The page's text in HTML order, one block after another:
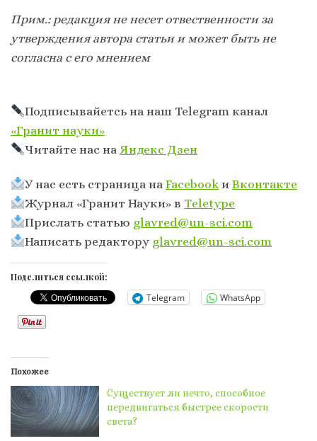
Прим.: редакция не несет отвественности за
утверждения автора статьи и может быть не
согласна с его мнением
Подписывайетсь на наш Telegram канал
«Гранит науки»
Читайте нас наЯндекс Дзен
У нас есть страница наFacebookиВконтакте
Журнал «Гранит Науки» в Тeletype
Прислать статью glavred@un-sci.com
Написать редактору glavred@un-sci.com
Поделиться ссылкой:
Telegram WhatsApp
Похожее
Существует ли нечто, способное
передвигаться быстрее скорости
света?